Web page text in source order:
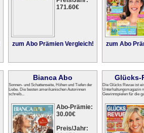
171.60€
zum Abo Prämien Vergleich! zum Abo
Bianca Abo
Sonnen- und Schattenseite, Höhen und Tiefen der
Liebe. Die besten amerikanischen Autorinnen
schreib...
Abo-Prämie:
30.00€
Preis/Jahr:
Glücks-
Die Glücks Revue ist
Unterhaltungsmagazin
Gewinnspielen für die